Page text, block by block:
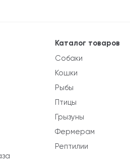
Каталог товаров
Собаки
Кошки
Рыбы
Птицы
Грызуны
Фермерам
Рептилии